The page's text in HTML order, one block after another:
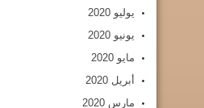
يوليو 2020
يونيو 2020
مايو 2020
أبريل 2020
مارس 2020